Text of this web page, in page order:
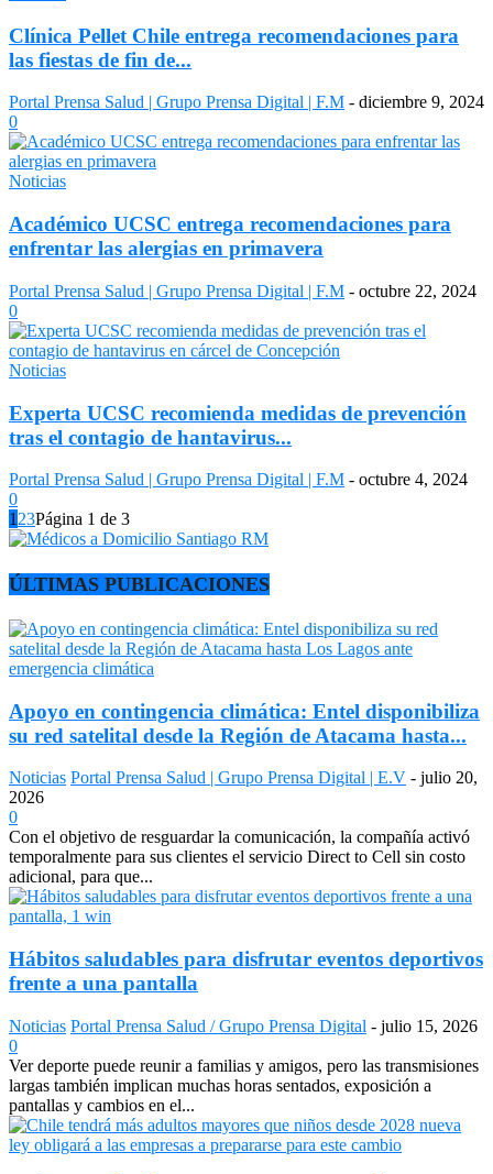
Clínica Pellet Chile entrega recomendaciones para
las fiestas de fin de...
Portal Prensa Salud | Grupo Prensa Digital | F.M - diciembre 9, 2024
0
Noticias
Académico UCSC entrega recomendaciones para
enfrentar las alergias en primavera
Portal Prensa Salud | Grupo Prensa Digital | F.M - octubre 22, 2024
0
Noticias
Experta UCSC recomienda medidas de prevención
tras el contagio de hantavirus...
Portal Prensa Salud | Grupo Prensa Digital | F.M - octubre 4, 2024
0
1 23Página 1 de 3
ÚLTIMAS PUBLICACIONES
Apoyo en contingencia climática: Entel disponibiliza
su red satelital desde la Región de Atacama hasta...
Noticias Portal Prensa Salud | Grupo Prensa Digital | E.V - julio 20,
2026
0
Con el objetivo de resguardar la comunicación, la compañía activó
temporalmente para sus clientes el servicio Direct to Cell sin costo
adicional, para que...
Hábitos saludables para disfrutar eventos deportivos
frente a una pantalla
Noticias Portal Prensa Salud / Grupo Prensa Digital - julio 15, 2026
0
Ver deporte puede reunir a familias y amigos, pero las transmisiones
largas también implican muchas horas sentados, exposición a
pantallas y cambios en el...